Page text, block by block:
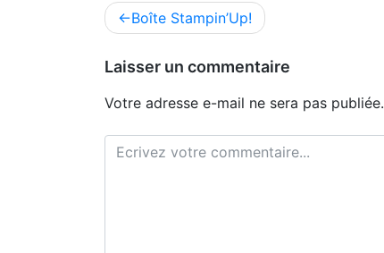
Navigation
de
l’article
Boîte Stampin’Up!
Laisser un commentaire
Votre adresse e-mail ne sera pas publiée.